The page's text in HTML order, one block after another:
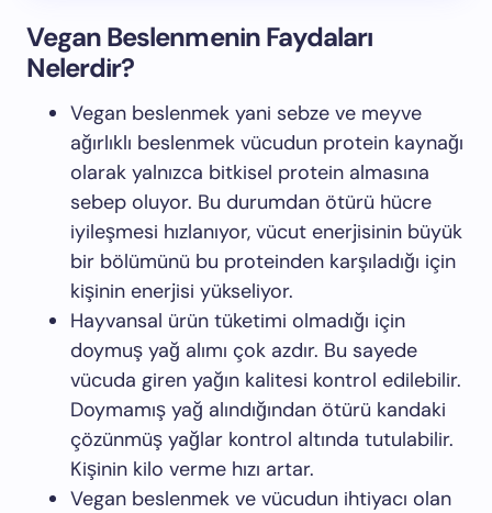
Vegan Beslenmenin Faydaları
Nelerdir?
Vegan beslenmek yani sebze ve meyve
ağırlıklı beslenmek vücudun protein kaynağı
olarak yalnızca bitkisel protein almasına
sebep oluyor. Bu durumdan ötürü hücre
iyileşmesi hızlanıyor, vücut enerjisinin büyük
bir bölümünü bu proteinden karşıladığı için
kişinin enerjisi yükseliyor.
Hayvansal ürün tüketimi olmadığı için
doymuş yağ alımı çok azdır. Bu sayede
vücuda giren yağın kalitesi kontrol edilebilir.
Doymamış yağ alındığından ötürü kandaki
çözünmüş yağlar kontrol altında tutulabilir.
Kişinin kilo verme hızı artar.
Vegan beslenmek ve vücudun ihtiyacı olan